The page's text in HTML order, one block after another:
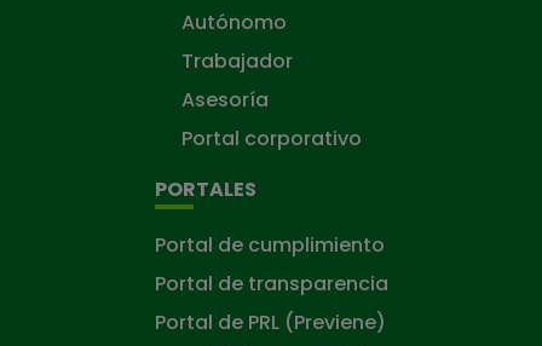
Autónomo
Trabajador
Asesoría
Portal corporativo
PORTALES
Portal de cumplimiento
Portal de transparencia
Portal de PRL (Previene)